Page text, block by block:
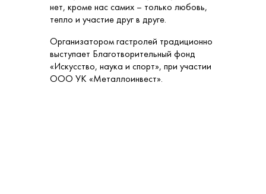
нет, кроме нас самих – только любовь,
тепло и участие друг в друге.
Организатором гастролей традиционно
выступает Благотворительный фонд
«Искусство, наука и спорт», при участии
ООО УК «Металлоинвест».